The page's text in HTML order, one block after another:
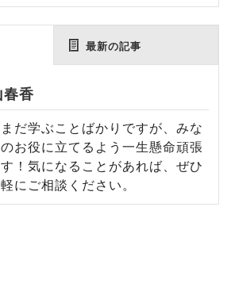
最新の記事
春香
だ学ぶことばかりですが、みな
お役に立てるよう一生懸命頑張
！気になることがあれば、ぜひ
にご相談ください。